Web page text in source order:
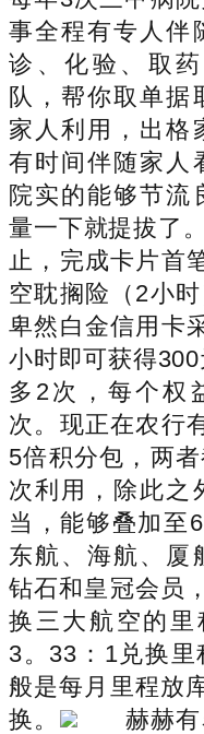
事全程有专人伴
诊、化验、取
队，帮你取单据
家人利用，出格
有时间伴随家人
院实的能够节流
量一下就提拔了
止，完成卡片首
空耽搁险（2小
卑然白金信用卡
小时即可获得
多2次，每个权
次。现正在农行
5倍积分包，两
次利用，除此之
当，能够叠加至
东航、海航、厦
钻石和皇冠会员
换三大航空的
3。33：1兑换
般是每月里程放
换。
赫赫